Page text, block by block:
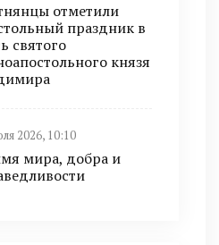
отметили
праздник в
святого
князя
2026, 10:10
мира, добра и